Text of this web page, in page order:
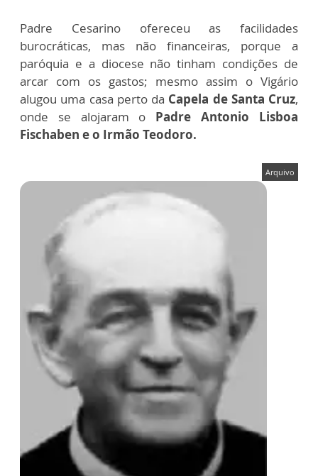
Padre Cesarino ofereceu as facilidades
burocráticas, mas não financeiras, porque a
paróquia e a diocese não tinham condições de
arcar com os gastos; mesmo assim o Vigário
alugou uma casa perto da Capela de Santa Cruz,
onde se alojaram o Padre Antonio Lisboa
Fischaben e o Irmão Teodoro.
Arquivo